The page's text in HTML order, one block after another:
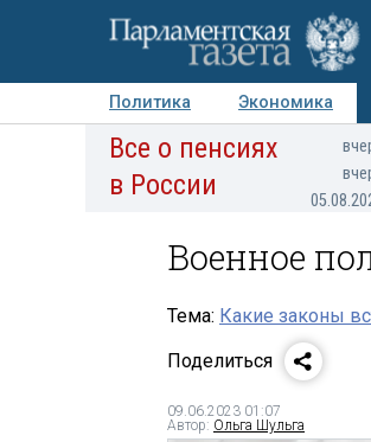
Политика Экономика
Авторы Персоны
Все о пенсиях
в России
Военное
Тема: Какие законы
Поделиться
09.06.2023 01:07
Автор: Ольга Шульга